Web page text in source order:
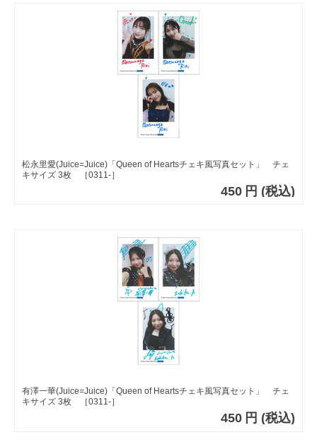
松永里愛(Juice=Juice)「Queen of Heartsチェキ風写真セット」 チェ
キサイズ 3枚 ［0311-］
450 円 (税込)
有澤一華(Juice=Juice)「Queen of Heartsチェキ風写真セット」 チェ
キサイズ 3枚 ［0311-］
450 円 (税込)